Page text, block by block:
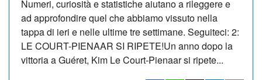
Numeri, curiosità e statistiche aiutano a rileggere e
ad approfondire quel che abbiamo vissuto nella
tappa di ieri e nelle ultime tre settimane. Seguiteci: 2:
LE COURT-PIENAAR SI RIPETE!Un anno dopo la
vittoria a Guéret, Kim Le Court-Pienaar si ripete...